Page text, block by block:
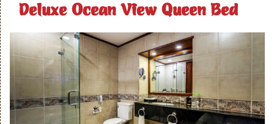
Deluxe Ocean View Queen Bed